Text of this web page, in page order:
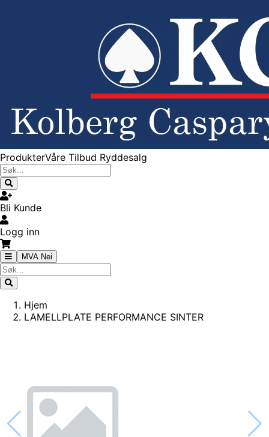
ProdukterVåre Tilbud Ryddesalg
Bli Kunde
Logg inn
MVA Nei
Hjem
LAMELLPLATE PERFORMANCE SINTER